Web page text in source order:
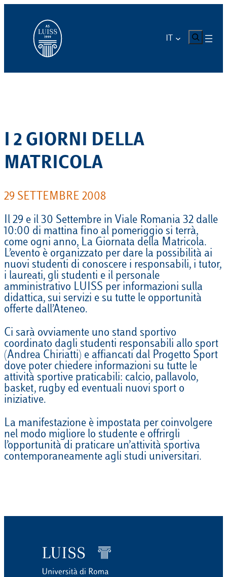
contenuto
CERCA
I 2 GIORNI DELLA
MATRICOLA
29 SETTEMBRE 2008
Il 29 e il 30 Settembre in Viale Romania 32 dalle
10:00 di mattina fino al pomeriggio si terrà,
come ogni anno, La Giornata della Matricola.
L’evento è organizzato per dare la possibilità ai
nuovi studenti di conoscere i responsabili, i tutor,
i laureati, gli studenti e il personale
amministrativo LUISS per informazioni sulla
didattica, sui servizi e su tutte le opportunità
offerte dall’Ateneo.
Ci sarà ovviamente uno stand sportivo
coordinato dagli studenti responsabili allo sport
(Andrea Chiriatti) e affiancati dal Progetto Sport
dove poter chiedere informazioni su tutte le
attività sportive praticabili: calcio, pallavolo,
basket, rugby ed eventuali nuovi sport o
iniziative.
La manifestazione è impostata per coinvolgere
nel modo migliore lo studente e offrirgli
l’opportunità di praticare un’attività sportiva
contemporaneamente agli studi universitari.